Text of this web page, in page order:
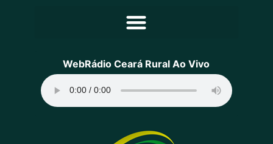
Principal
Programação
Equipe
WebRádio Ceará Rural Ao Vivo